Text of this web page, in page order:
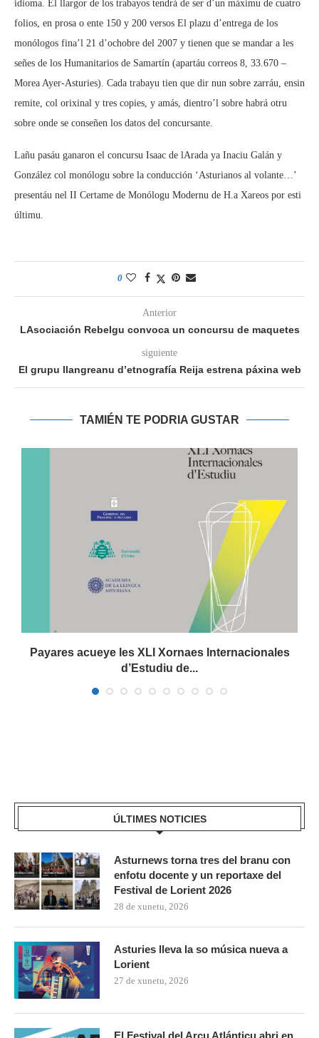
idioma. El llargor de los trabayos tendrá de ser d’un máximu de cuatro
folios, en prosa o ente 150 y 200 versos El plazu d’entrega de los
monólogos fina’l 21 d’ochobre del 2007 y tienen que se mandar a les
señes de los Humanitarios de Samartín (apartáu correos 8, 33.670 –
Morea Ayer-Asturies). Cada trabayu tien que dir nun sobre zarráu, ensin
remite, col orixinal y tres copies, y amás, dientro’l sobre habrá otru
sobre onde se conseñen los datos del concursante.
Lañu pasáu ganaron el concursu Isaac de lArada ya Inaciu Galán y
González col monólogu sobre la conducción ‘Asturianos al volante…’
presentáu nel II Certame de Monólogu Modernu de H.a Xareos por esti
últimu.
0
Anterior
LAsociación Rebelgu convoca un concursu de maquetes
siguiente
El grupu llangreanu d’etnografía Reija estrena páxina web
TAMIÉN TE PODRIA GUSTAR
Payares acueye les XLI Xornaes Internacionales
d’Estudiu de...
ÚLTIMES NOTICIES
Asturnews torna tres del branu con
enfotu docente y un reportaxe del
Festival de Lorient 2026
28 de xunetu, 2026
Asturies lleva la so música nueva a
Lorient
27 de xunetu, 2026
El Festival del Arcu Atlánticu abri en